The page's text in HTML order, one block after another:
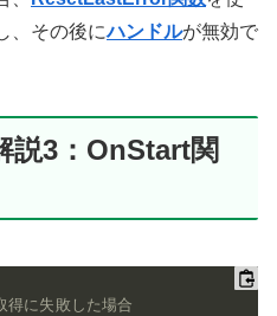
、その後にハンドルが無効で
説3：OnStart関
に失敗した場合